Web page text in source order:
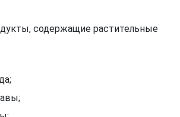
содержащие растительные